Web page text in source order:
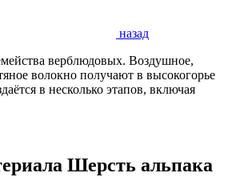
назад
верблюдовых. Воздушное,
волокно получают в высокогорье
в несколько этапов, включая
Шерсть альпака